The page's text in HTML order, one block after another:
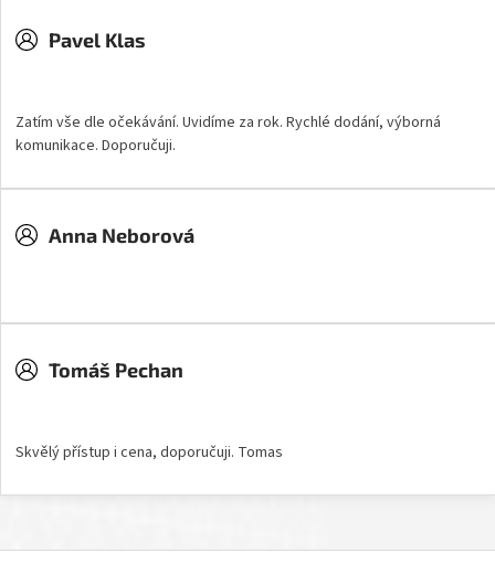
Pavel Klas
Zatím vše dle očekávání. Uvidíme za rok. Rychlé dodání, výborná
komunikace. Doporučuji.
Anna Neborová
Tomáš Pechan
Skvělý přístup i cena, doporučuji. Tomas